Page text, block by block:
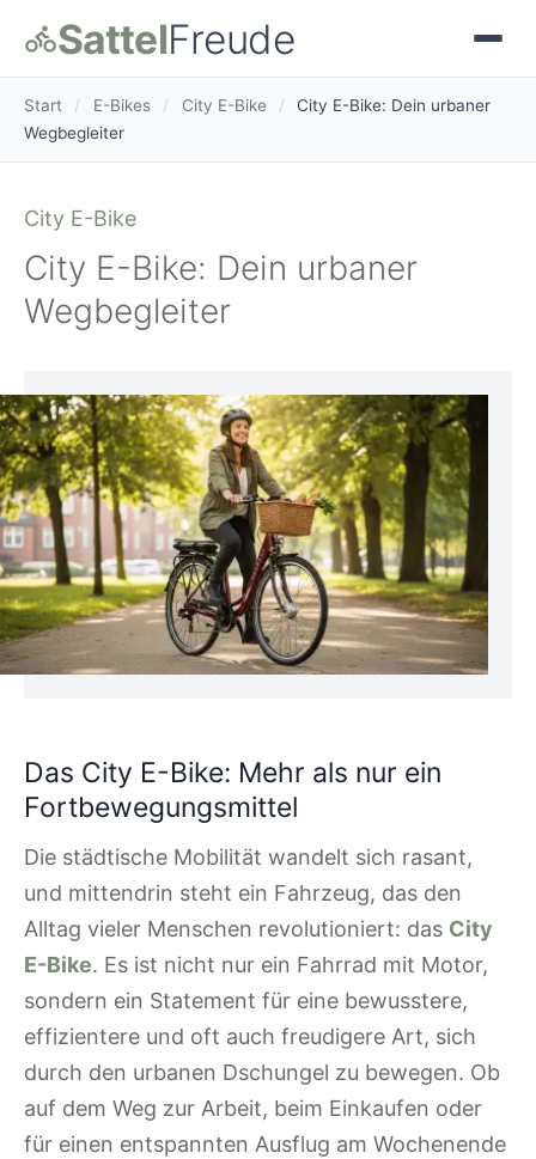
SattelFreude
Start / E-Bikes / City E-Bike /
City E-Bike: Dein urbaner
Wegbegleiter
City E-Bike
City E-Bike: Dein urbaner
Wegbegleiter
Das City E-Bike: Mehr als nur ein
Fortbewegungsmittel
Die städtische Mobilität wandelt sich rasant,
und mittendrin steht ein Fahrzeug, das den
Alltag vieler Menschen revolutioniert: das City
E-Bike. Es ist nicht nur ein Fahrrad mit Motor,
sondern ein Statement für eine bewusstere,
effizientere und oft auch freudigere Art, sich
durch den urbanen Dschungel zu bewegen. Ob
auf dem Weg zur Arbeit, beim Einkaufen oder
für einen entspannten Ausflug am Wochenende